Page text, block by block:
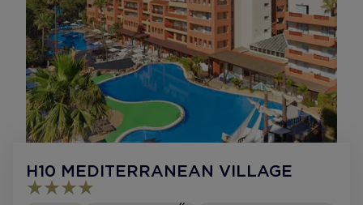
H10 MEDITERRANEAN VILLAGE